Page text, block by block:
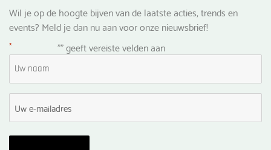
Wil je op de hoogte bijven van de laatste acties, trends en
events? Meld je dan nu aan voor onze nieuwsbrief!
"
* " geeft vereiste velden aan